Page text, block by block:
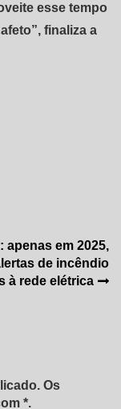
esse tempo
finaliza a
apenas em 2025,
de incêndio
à rede elétrica
Os
*.